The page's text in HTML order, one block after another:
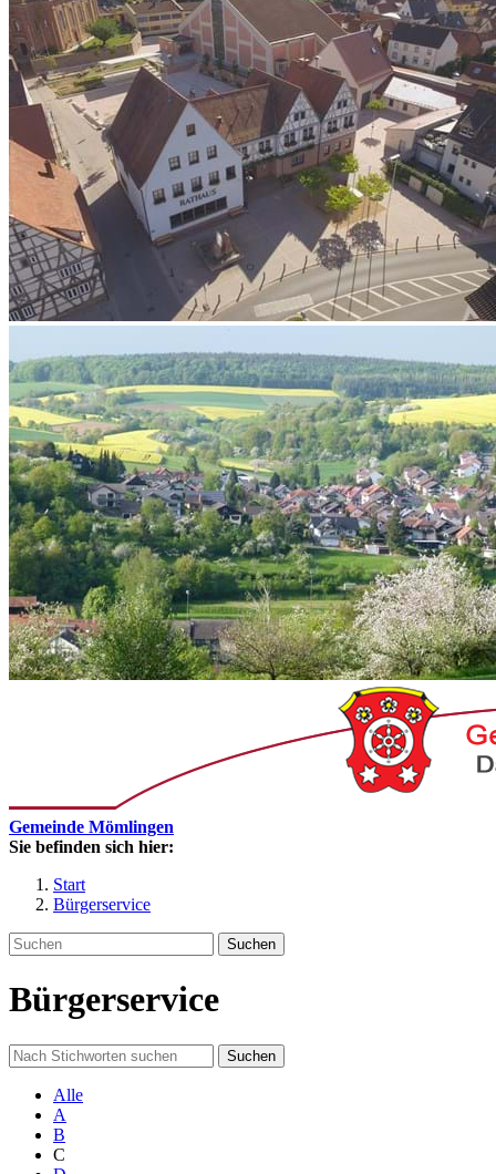
Gemeinde Mömlingen
Sie befinden sich hier:
Start
Bürgerservice
Suchen
Bürgerservice
Suchen
Alle
A
B
C